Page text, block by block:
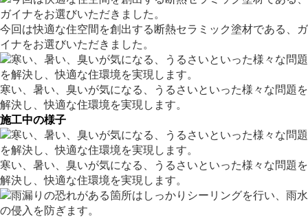
今回は快適な住空間を創出する断熱セラミック塗材である、ガ
イナをお選びいただきました。
寒い、暑い、臭いが気になる、うるさいといった様々な問題を
解決し、快適な住環境を実現します。
施工中の様子
寒い、暑い、臭いが気になる、うるさいといった様々な問題を
解決し、快適な住環境を実現します。